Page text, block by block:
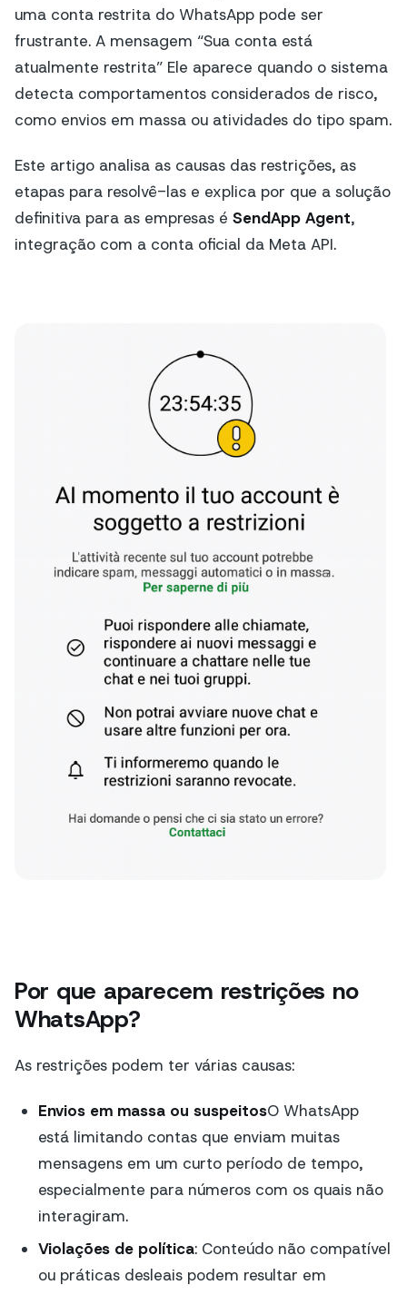
uma conta restrita do WhatsApp pode ser
frustrante. A mensagem “Sua conta está
atualmente restrita” Ele aparece quando o sistema
detecta comportamentos considerados de risco,
como envios em massa ou atividades do tipo spam.
Este artigo analisa as causas das restrições, as
etapas para resolvê-las e explica por que a solução
definitiva para as empresas é SendApp Agent,
integração com a conta oficial da Meta API.
Por que aparecem restrições no
WhatsApp?
As restrições podem ter várias causas:
Envios em massa ou suspeitosO WhatsApp
está limitando contas que enviam muitas
mensagens em um curto período de tempo,
especialmente para números com os quais não
interagiram.
Violações de política: Conteúdo não compatível
ou práticas desleais podem resultar em